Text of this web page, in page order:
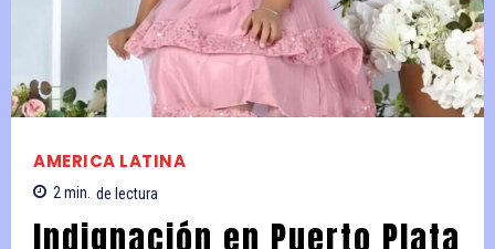
AMERICA LATINA
2min. de lectura
Indignación en Puerto Plata